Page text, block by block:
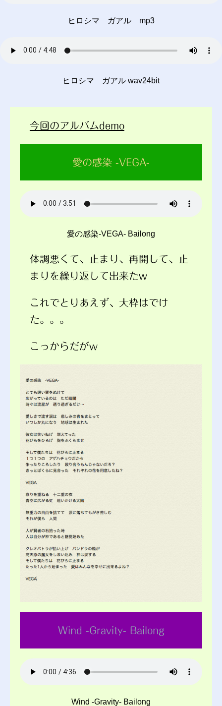
ヒロシマ ガアル mp3
ヒロシマ ガアル wav24bit
今回のアルバムdemo
愛の感染 -VEGA-
愛の感染-VEGA- Bailong
体調悪くて、止まり、再開して、止
まりを繰り返して出来たw
これでとりあえず、大枠はでけ
た。。。
こっからだがw
Wind -Gravity- Bailong
Wind -Gravity- Bailong